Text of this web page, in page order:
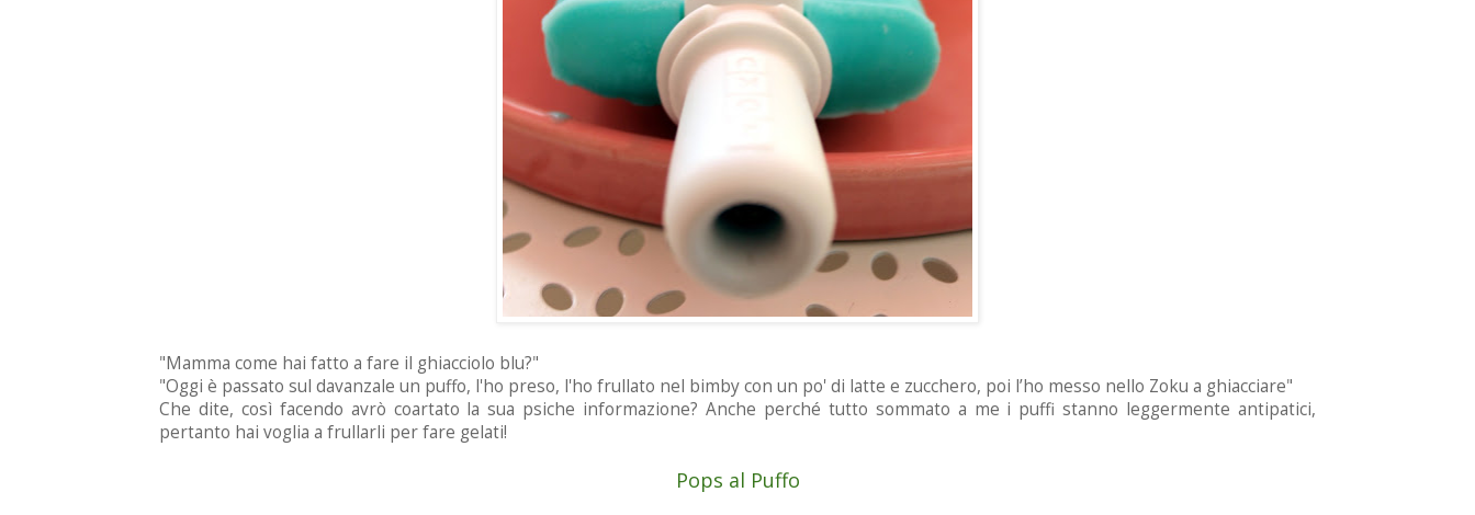
"Mamma come hai fatto a fare il ghiacciolo blu?"
"Oggi è passato sul davanzale un puffo, l'ho preso, l'ho frullato nel bimby con un po' di latte e zucchero, poi l’ho messo nello Zoku a ghiacciare"
Che dite, così facendo avrò coartato la sua psiche informazione? Anche perché tutto sommato a me i puffi stanno leggermente antipatici,
pertanto hai voglia a frullarli per fare gelati!
Pops al Puffo